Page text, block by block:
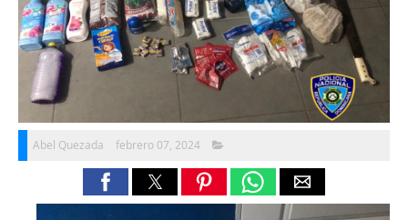
Abel Quezada febrero 07, 2024